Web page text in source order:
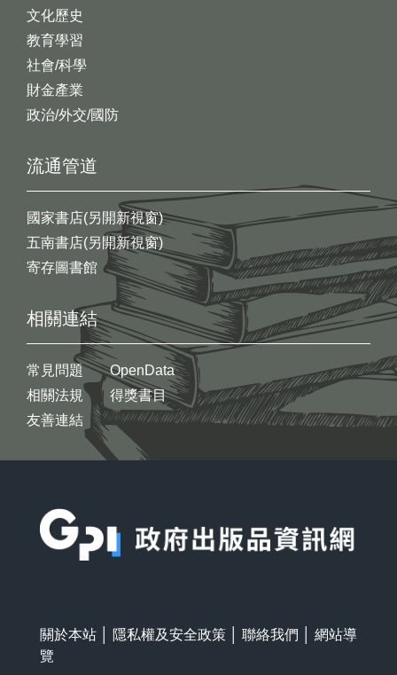
文化歷史
教育學習
社會/科學
財金產業
政治/外交/國防
流通管道
國家書店(另開新視窗)
五南書店(另開新視窗)
寄存圖書館
相關連結
常見問題
相關法規
友善連結
OpenData
得獎書目
關於本站 隱私權及安全政策 聯絡我們
網站導
覽